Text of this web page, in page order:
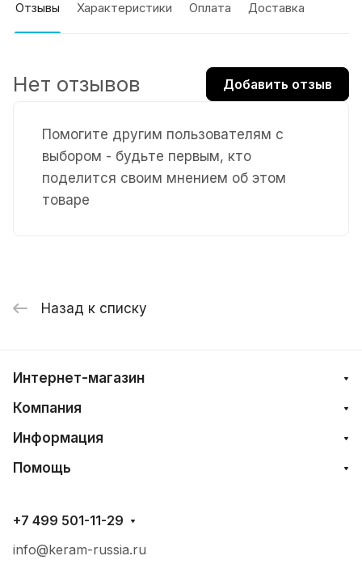
Отзывы Характеристики Оплата Доставка
Помогите другим пользователям с
выбором - будьте первым, кто
поделится своим мнением об этом
товаре
Нет отзывов Добавить отзыв
Назад к списку
Интернет-магазин
Компания
Информация
Помощь
+7 499 501-11-29
info@keram-russia.ru